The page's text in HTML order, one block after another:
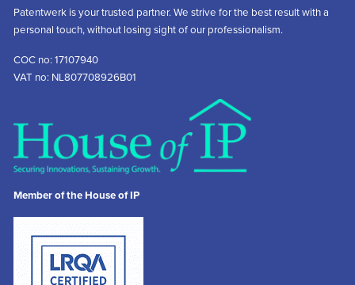
Patentwerk is your trusted partner. We strive for the best result with a
personal touch, without losing sight of our professionalism.
COC no: 17107940
VAT no: NL807708926B01
Member of the House of IP